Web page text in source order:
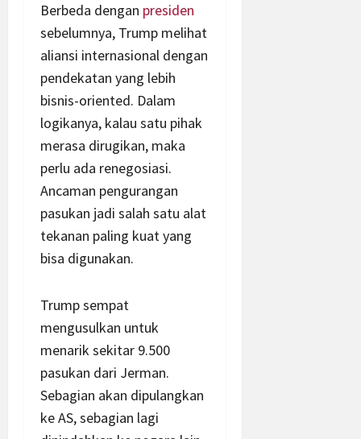
Berbeda dengan presiden
sebelumnya, Trump melihat
aliansi internasional dengan
pendekatan yang lebih
bisnis-oriented. Dalam
logikanya, kalau satu pihak
merasa dirugikan, maka
perlu ada renegosiasi.
Ancaman pengurangan
pasukan jadi salah satu alat
tekanan paling kuat yang
bisa digunakan.
Trump sempat
mengusulkan untuk
menarik sekitar 9.500
pasukan dari Jerman.
Sebagian akan dipulangkan
ke AS, sebagian lagi